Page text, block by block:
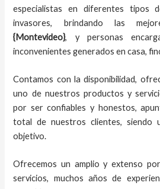
especialistas en diferentes tipos
invasores, brindando las
{Montevideo}, y personas
inconvenientes generados en casa,
Contamos con la disponibilidad,
uno de nuestros productos y
por ser confiables y honestos,
total de nuestros clientes, siendo
objetivo.
Ofrecemos un amplio y extenso
servicios, muchos años de